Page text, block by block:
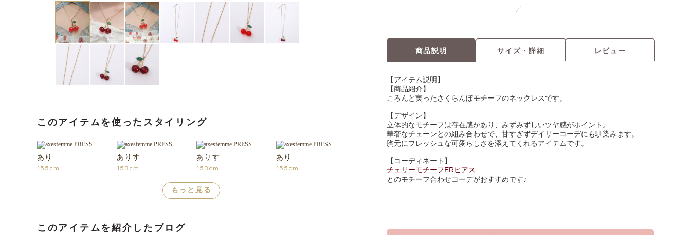
このアイテムを使ったスタイリング
あり
155cm
ありす
153cm
ありす
153cm
あり
155cm
もっと見る
このアイテムを紹介したブログ
商品説明 サイズ・詳細 レビュー
【アイテム説明】
【商品紹介】
ころんと実ったさくらんぼモチーフのネックレスです。
【デザイン】
立体的なモチーフは存在感があり、みずみずしいツヤ感がポイント。
華奢なチェーンとの組み合わせで、甘すぎずデイリーコーデにも馴染みます。
胸元にフレッシュな可愛らしさを添えてくれるアイテムです。
【コーディネート】
チェリーモチーフERピアス
とのモチーフ合わせコーデがおすすめです♪